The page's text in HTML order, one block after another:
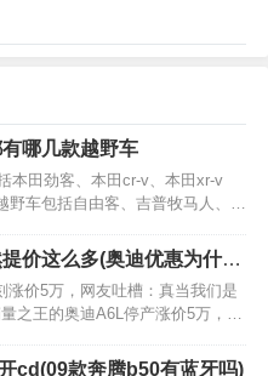
哪几款越野车
本田劲客、本田cr-v、本田xr-v
野车包括自由客、吉普牧马人、吉
野车品牌。本田汽车是世界上著名
本占有15%的汽车市场份…
价这么多(奥迪优惠为什么
涨价5万，网友吐槽：真当我们是
之王的奥迪A6L停产涨价5万，网
名度可是非常高的。因为有着前
cd(09款奔腾b50有蓝牙吗)